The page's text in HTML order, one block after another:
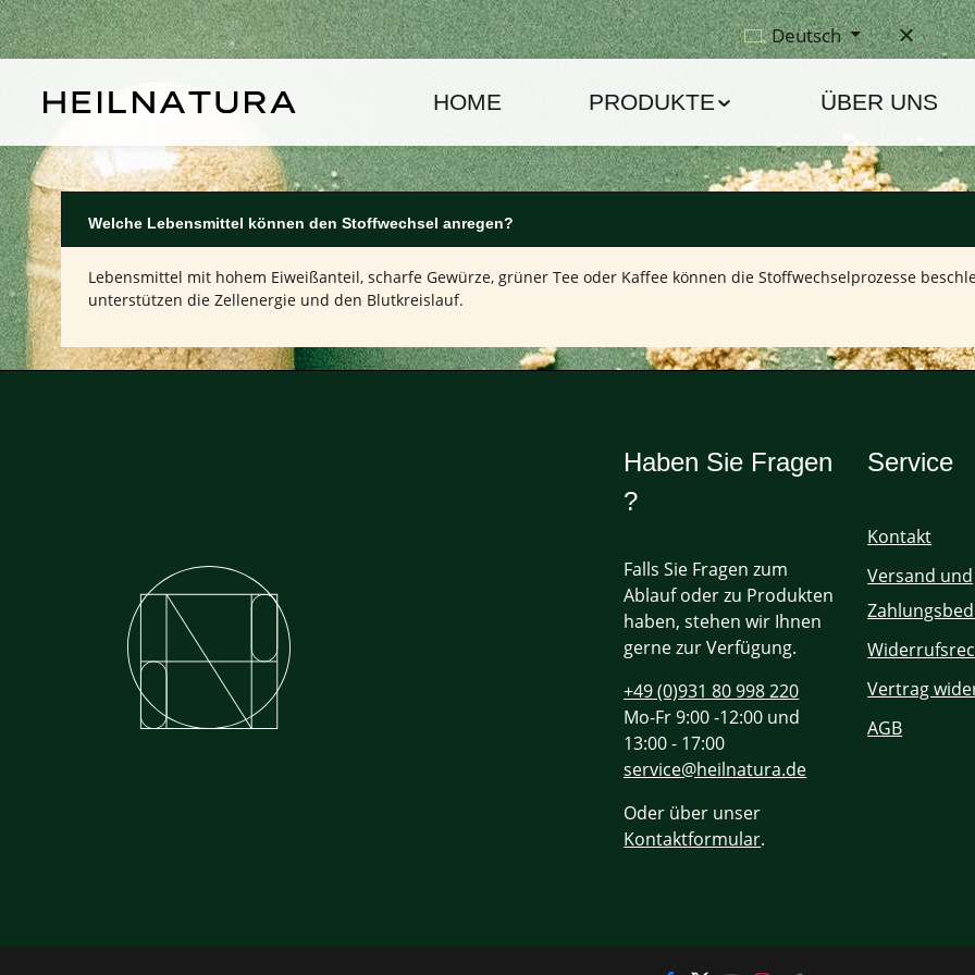
Hauptinhalt springen
Zur Hauptnavigation springen Deutsch
HOME PRODUKTE ÜBER UNS
Welche Lebensmittel können den Stoffwechsel anregen?
Lebensmittel mit hohem Eiweißanteil, scharfe Gewürze, grüner Tee oder Kaffee können die Stoffwechselprozesse
unterstützen die Zellenergie und den Blutkreislauf.
Haben Sie Fragen
?
Falls Sie Fragen zum
Ablauf oder zu Produkten
haben, stehen wir Ihnen
gerne zur Verfügung.
+49 (0)931 80 998 220
Mo-Fr 9:00 -12:00 und
13:00 - 17:00
service@heilnatura.de
Oder über unser
Kontaktformular.
Service
Kontakt
Versand und
Vertrag
AGB